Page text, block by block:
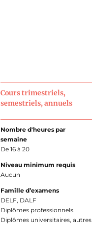
Cours trimestriels,
semestriels, annuels
Nombre d'heures par
semaine
De 16 à 20
Niveau minimum requis
Aucun
Famille d’examens
DELF, DALF
Diplômes professionnels
Diplômes universitaires, autres